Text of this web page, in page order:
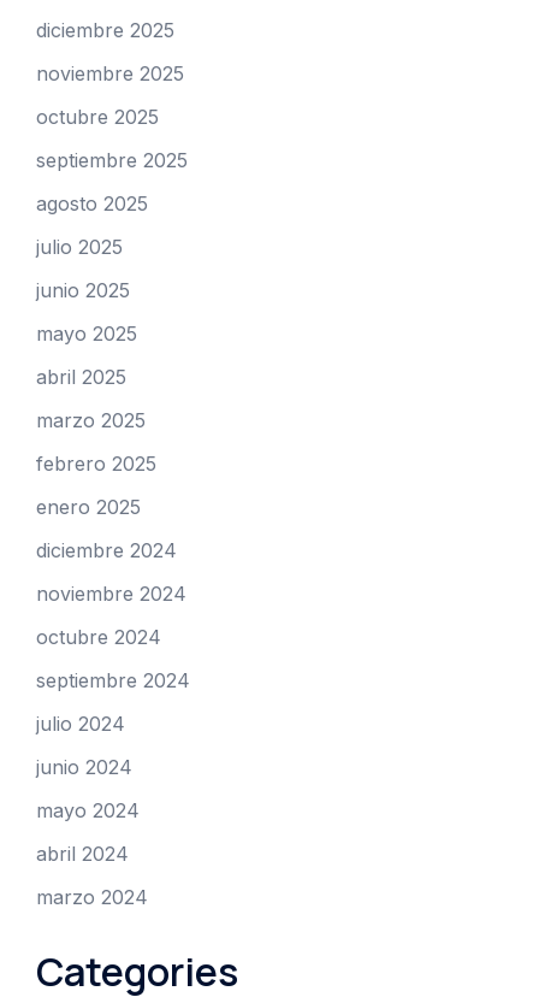
diciembre 2025
noviembre 2025
octubre 2025
septiembre 2025
agosto 2025
julio 2025
junio 2025
mayo 2025
abril 2025
marzo 2025
febrero 2025
enero 2025
diciembre 2024
noviembre 2024
octubre 2024
septiembre 2024
julio 2024
junio 2024
mayo 2024
abril 2024
marzo 2024
Categories